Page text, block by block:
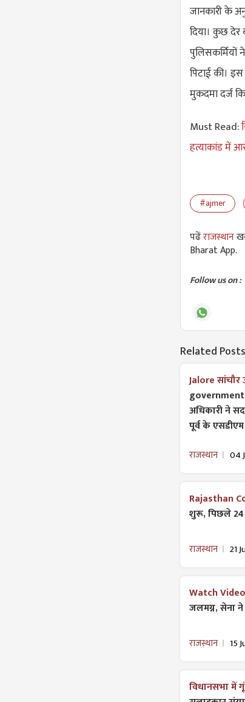
जानकारी के
दिया। कुछ देर
पिटाई की।
मुकदमा दर्ज
Must Read:
हत्याकांड में
#ajmer
पढेंराजस्थान
Bharat App.
Follow us on :
Related Posts
Jalore
government
अधिकारी ने
पूर्व के
राजस्थान 04
Rajasthan
शुरू, पिछले 24
राजस्थान 21
Watch
जलमग्न, सेना
राजस्थान 15
विधानसभा में